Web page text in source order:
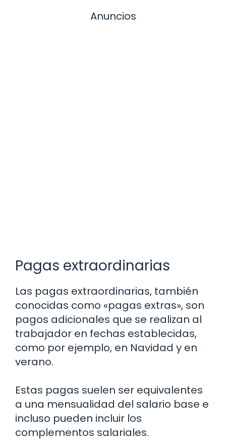
Anuncios
Pagas extraordinarias
Las pagas extraordinarias, también
conocidas como «pagas extras», son
pagos adicionales que se realizan al
trabajador en fechas establecidas,
como por ejemplo, en Navidad y en
verano.
Estas pagas suelen ser equivalentes
a una mensualidad del salario base e
incluso pueden incluir los
complementos salariales.